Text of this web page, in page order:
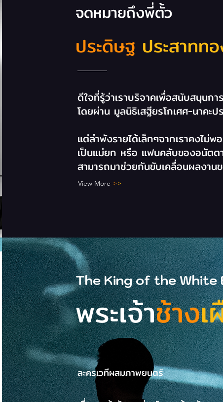
จดหมายถึงพี่ตั้ว
ประดิษฐ ประสาทท
ดีใจที่รู้ว่าเราบริจาคเพื่อสนับสนุนก
โดยผ่าน มูลนิธิเสฐียรโกเศศ-นาคะป
แต่ลำพังรายได้เล็กๆจากเราคงไม่
เป็นแม่ยก หรือ แฟนคลับของอนัตต
สามารถมาช่วยกันขับเคลื่อนผลงา
View More >>
The King of the White
พระเจ้าช้าง
ละครเวทีผสมภาพยนตร์